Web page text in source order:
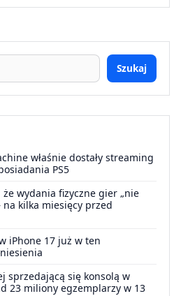
Szukaj
właśnie dostały streaming
PS5
że wydania fizyczne gier „nie
na kilka miesięcy przed
iPhone 17 już w ten
sprzedającą się konsolą w
23 miliony egzemplarzy w 13